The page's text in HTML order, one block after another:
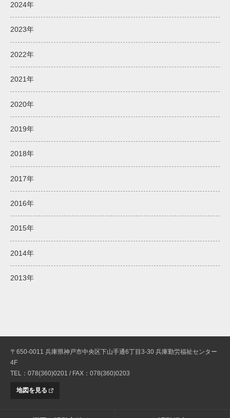
2024年
2023年
2022年
2021年
2020年
2019年
2018年
2017年
2016年
2015年
2014年
2013年
〒650-0011 兵庫県神戸市中央区下山手通6丁目3-30 兵庫勤労福祉センター
4F
TEL：078(360)0201 / FAX：078(360)0203
地図を見る